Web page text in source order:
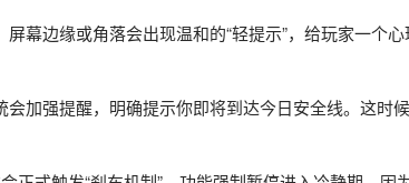
幕边缘或角落会出现温和的“轻提示”，给玩家一个
会加强提醒，明确提示你即将到达今日安全线。这时